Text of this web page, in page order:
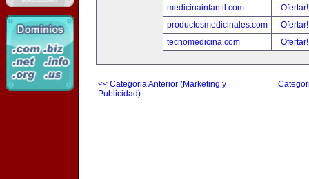
medicinainfantil.com
productosmedicinales.com
tecnomedicina.com
<< Categoria Anterior (Marketing y
Publicidad)